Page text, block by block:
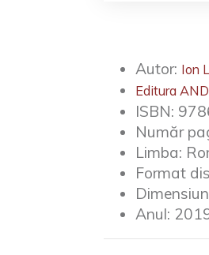
Autor: Ion
Editura
ISBN:
Număr
Limba:
Format
Anul: